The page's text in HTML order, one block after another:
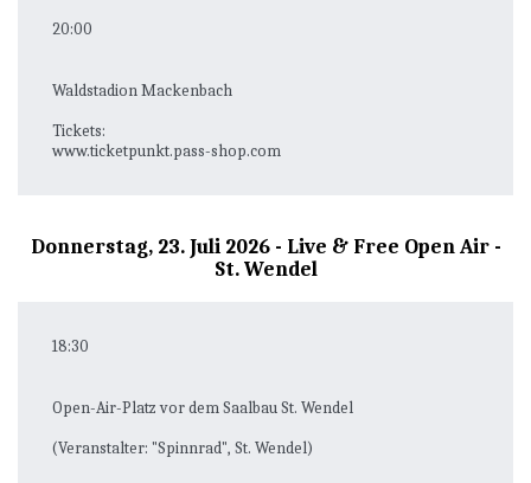
20:00
Waldstadion Mackenbach
Tickets:
www.ticketpunkt.pass-shop.com
Donnerstag, 23. Juli 2026 - Live & Free Open Air -
St. Wendel
18:30
Open-Air-Platz vor dem Saalbau St. Wendel
(Veranstalter: "Spinnrad", St. Wendel)